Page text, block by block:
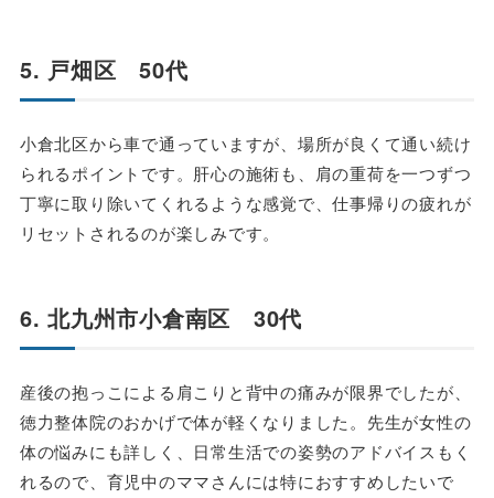
5. 戸畑区 50代
小倉北区から車で通っていますが、場所が良くて通い続け
られるポイントです。肝心の施術も、肩の重荷を一つずつ
丁寧に取り除いてくれるような感覚で、仕事帰りの疲れが
リセットされるのが楽しみです。
6. 北九州市小倉南区 30代
産後の抱っこによる肩こりと背中の痛みが限界でしたが、
徳力整体院のおかげで体が軽くなりました。先生が女性の
体の悩みにも詳しく、日常生活での姿勢のアドバイスもく
れるので、育児中のママさんには特におすすめしたいで